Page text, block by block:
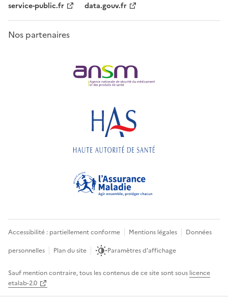
service-public.fr
data.gouv.fr
Nos partenaires
Accessibilité : partiellement conforme Mentions légales
Données
personnelles
Plan du site Paramètres d'affichage
Sauf mention contraire, tous les contenus de ce site sont sous licence
etalab-2.0